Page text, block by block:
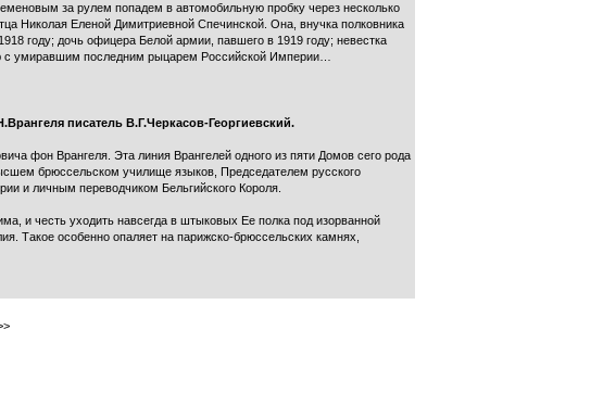
за рулем попадем в автомобильную пробку через несколько
Николая Еленой Димитриевной Спечинской. Она, внучка полковника
году; дочь офицера Белой армии, павшего в 1919 году; невестка
с умиравшим последним рыцарем Российской Империи…
писатель В.Г.Черкасов-Георгиевский.
фон Врангеля. Эта линия Врангелей одного из пяти Домов сего рода
брюссельском училище языков, Председателем русского
и личным переводчиком Бельгийского Короля.
и честь уходить навсегда в штыковых Ее полка под изорванной
Такое особенно опаляет на парижско-брюссельских камнях,